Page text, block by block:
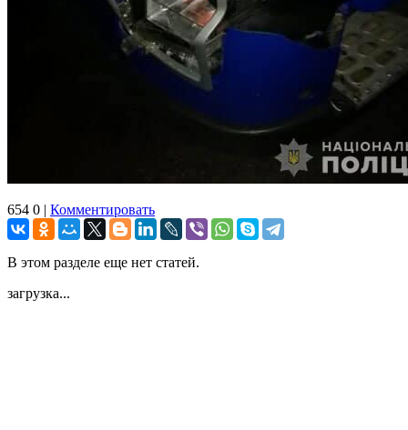
654 0 | Комментировать
В этом разделе еще нет статей.
загрузка...